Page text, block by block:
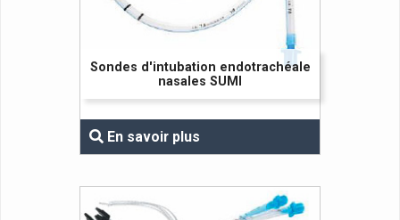
Sondes d'intubation endotrachéale
nasales SUMI
En savoir plus